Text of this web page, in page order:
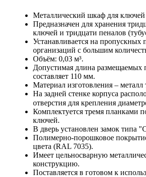
Металлический шкаф для
Предназначен для хранения
ключей и тридцати пеналов
Устанавливается на пропускных
организаций с большим
Объём: 0,03 м³.
Допустимая длина размещаемых
составляет 110 мм.
Материал изготовления –
На задней стенке корпуса
отверстия для крепления
Комплектуется тремя планками
ключей.
В дверь установлен замок типа
Полимерно-порошковое
цвета (RAL 7035).
Имеет цельносварную
конструкцию.
Поставляется в готовом к